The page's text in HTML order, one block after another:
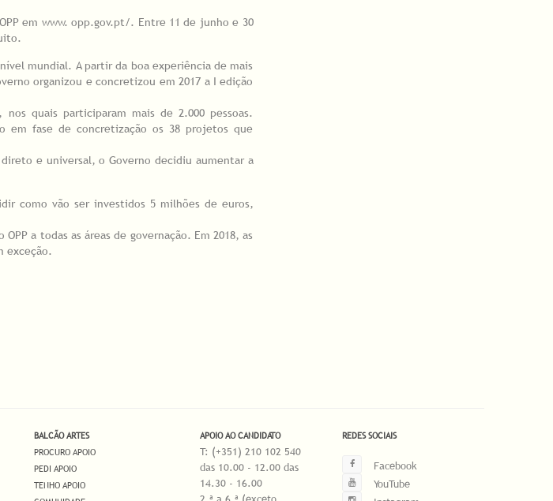
em www. opp.gov.pt/. Entre 11 de junho e 30
mundial. A partir da boa experiência de mais
organizou e concretizou em 2017 a I edição
quais participaram mais de 2.000 pessoas.
em fase de concretização os 38 projetos que
e universal, o Governo decidiu aumentar a
como vão ser investidos 5 milhões de euros,
a todas as áreas de governação. Em 2018, as
exceção.
BALCÃO ARTES
PROCURO APOIO
PEDI APOIO
TENHO APOIO
APOIO AO CANDIDATO
T: (+351) 210 102 540
das 10.00 - 12.00 das
14.30 - 16.00
REDES SOCIAIS
Facebook
YouTube